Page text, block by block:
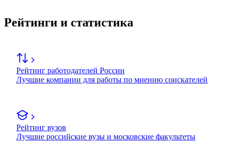
Рейтинги и статистика
Рейтинг работодателей России
Лучшие компании для работы по мнению соискателей
Рейтинг вузов
Лучшие российские вузы и московские факультеты